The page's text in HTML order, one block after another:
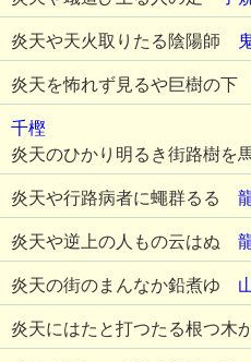
炎天や天火取りたる陰陽師
炎天を怖れず見るや巨樹の下
千樫
炎天のひかり明るき街路樹を
炎天や行路病者に蠅群るる
炎天や逆上の人もの云はぬ
炎天の街のまんなか鉛煮ゆ
炎天にはたと打つたる根つ木